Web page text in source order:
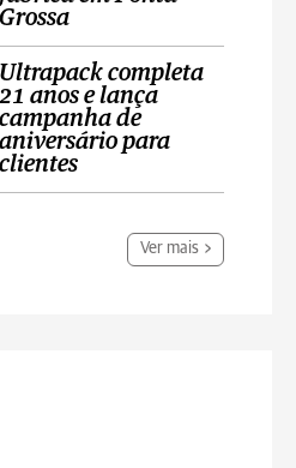
Grossa
Ultrapack completa
21 anos e lança
campanha de
aniversário para
clientes
Ver mais